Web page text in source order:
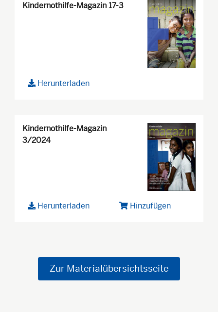
Kindernothilfe-Magazin 17-3
Herunterladen
Kindernothilfe-Magazin
3/2024
Herunterladen Hinzufügen
Zur Materialübersichtsseite